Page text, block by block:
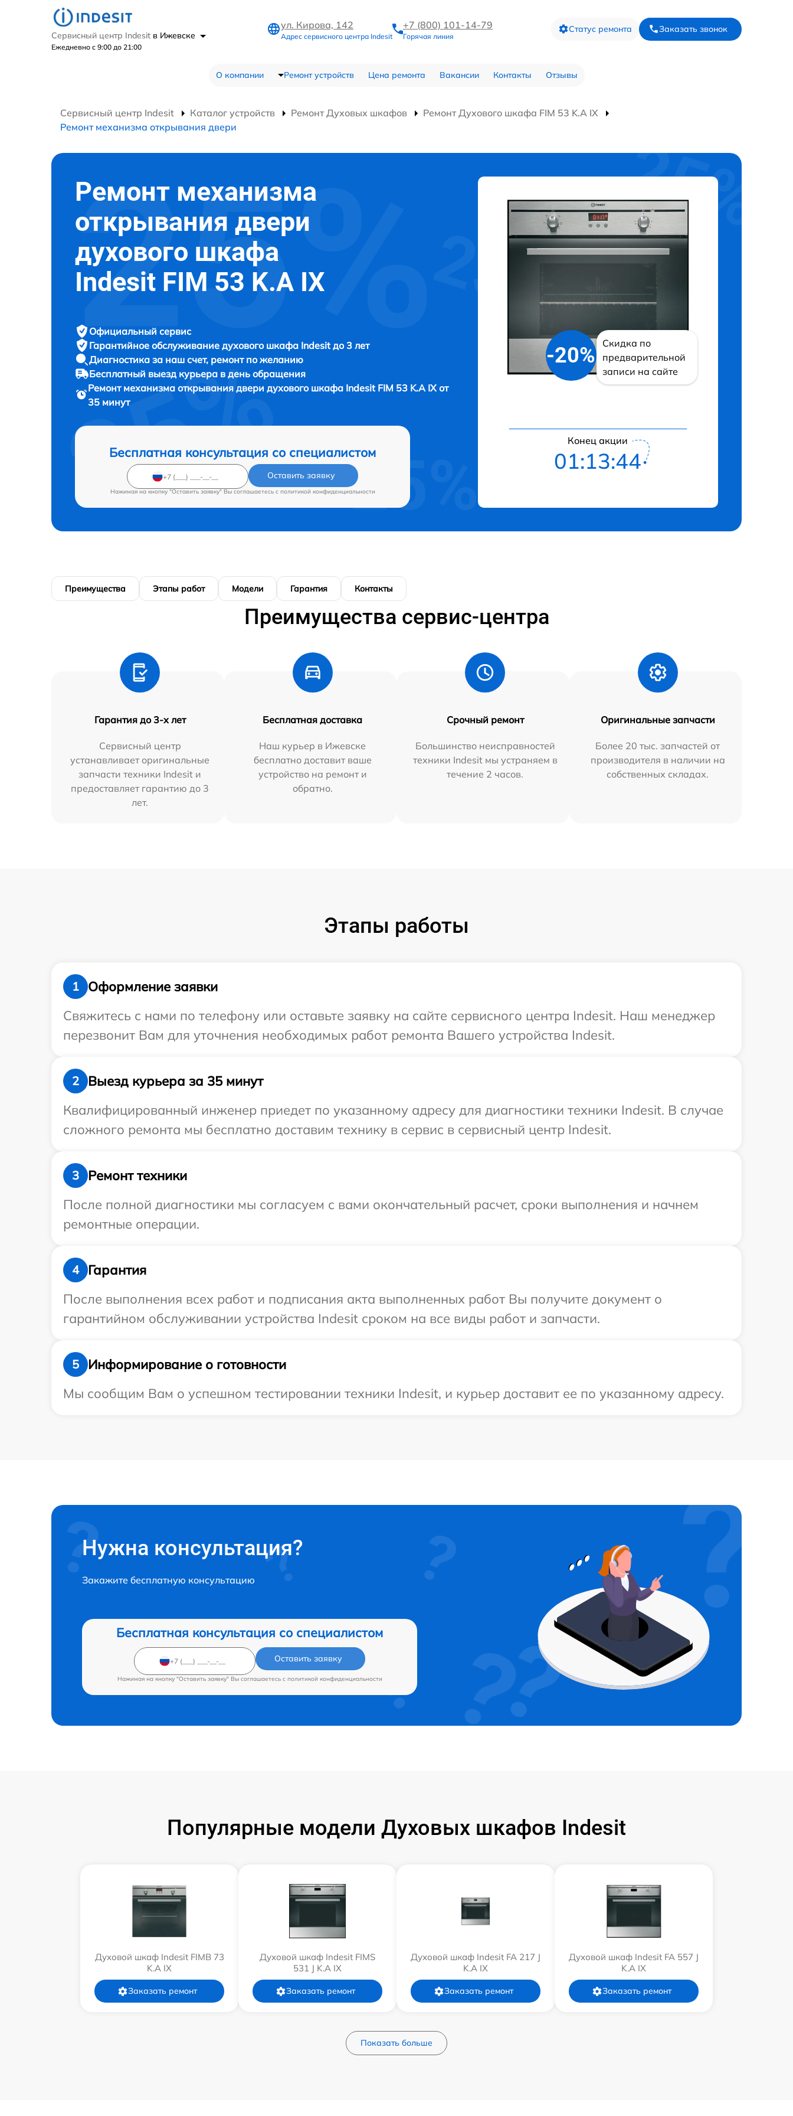
Сервисный центр Indesit в Ижевске
Ежедневно с 9:00 до 21:00
ул. Кирова, 142
Адрес сервисного центра Indesit
+7 (800) 101-14-79
Горячая линия
Статус ремонта Заказать звонок
О компании Ремонт устройств Цена ремонта Вакансии Контакты Отзывы
Сервисный центр Indesit Каталог устройств Ремонт Духовых шкафов
Ремонт Духового шкафа FIM 53 K.A IX
Ремонт механизма открывания двери
Ремонт механизма
открывания двери
духового шкафа
Indesit FIM 53 K.A IX
Официальный сервис
Гарантийное обслуживание духового шкафа Indesit до 3 лет
Диагностика за наш счет, ремонт по желанию
Бесплатный выезд курьера в день обращения
Ремонт механизма открывания двери духового шкафа Indesit FIM 53 K.A IX от
35 минут
Бесплатная консультация со специалистом
Оставить заявку
Нажимая на кнопку "Оставить заявку" Вы соглашаетесь c политикой конфиденциальности
-20%
Скидка по
предварительной
записи на сайте
Конец акции
01:13:43
Преимущества Этапы работ Модели Гарантия Контакты
Преимущества сервис-центра
Гарантия до 3-х лет
Сервисный центр
устанавливает оригинальные
запчасти техники Indesit и
предоставляет гарантию до 3
лет.
Бесплатная доставка
Наш курьер в Ижевске
бесплатно доставит ваше
устройство на ремонт и
обратно.
Срочный ремонт
Большинство неисправностей
техники Indesit мы устраняем в
течение 2 часов.
Оригинальные запчасти
Более 20 тыс. запчастей от
производителя в наличии на
собственных складах.
Этапы работы
1
Оформление заявки
Свяжитесь с нами по телефону или оставьте заявку на сайте сервисного центра Indesit. Наш менеджер
перезвонит Вам для уточнения необходимых работ ремонта Вашего устройства Indesit.
2
Выезд курьера за 35 минут
Квалифицированный инженер приедет по указанному адресу для диагностики техники Indesit. В случае
сложного ремонта мы бесплатно доставим технику в сервис в сервисный центр Indesit.
3
Ремонт техники
После полной диагностики мы согласуем с вами окончательный расчет, сроки выполнения и начнем
ремонтные операции.
4
Гарантия
После выполнения всех работ и подписания акта выполненных работ Вы получите документ о
гарантийном обслуживании устройства Indesit сроком на все виды работ и запчасти.
5
Информирование о готовности
Мы сообщим Вам о успешном тестировании техники Indesit, и курьер доставит ее по указанному адресу.
Нужна консультация?
Закажите бесплатную консультацию
Бесплатная консультация со специалистом
Оставить заявку
Нажимая на кнопку "Оставить заявку" Вы соглашаетесь c политикой конфиденциальности
Популярные модели Духовых шкафов Indesit
Духовой шкаф Indesit FIMB 73
K.A IX
Заказать ремонт
Духовой шкаф Indesit FIMS
531 J K.A IX
Заказать ремонт
Духовой шкаф Indesit FA 217 J
K.A IX
Заказать ремонт
Духовой шкаф Indesit FA 557 J
K.A IX
Заказать ремонт
Показать больше